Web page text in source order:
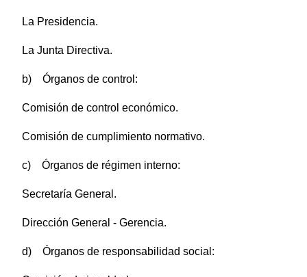
La Presidencia.
La Junta Directiva.
b) Órganos de control:
Comisión de control económico.
Comisión de cumplimiento normativo.
c) Órganos de régimen interno:
Secretaría General.
Dirección General - Gerencia.
d) Órganos de responsabilidad social: